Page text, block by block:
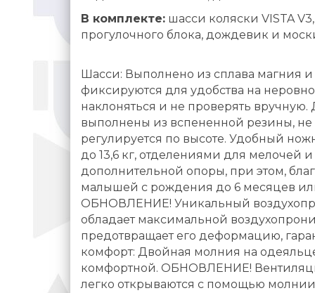
В комплекте: шасси коляски VISTA
прогулочного блока, дождевик и
Шасси: Выполнено из сплава магния
фиксируются для удобства на
наклоняться и не проверять
выполнены из вспененной резины, не
регулируется по высоте. Удобный
до 13,6 кг, отделениями для мелочей
дополнительной опоры, при этом,
малышей с рождения до 6 месяцев
ОБНОВЛЕНИЕ! Уникальный
обладает максимальной
предотвращает его деформацию,
комфорт: Двойная молния на
комфортной. ОБНОВЛЕНИЕ!
легко открываются с помощью